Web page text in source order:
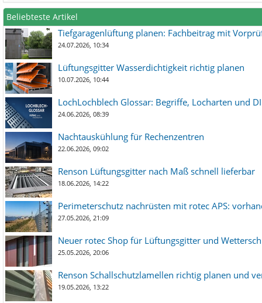
Beliebteste Artikel
Tiefgaragenlüftung planen: Fachbeitrag mit
24.07.2026, 10:34
Lüftungsgitter Wasserdichtigkeit richtig planen
10.07.2026, 10:44
LochLochblech Glossar: Begriffe, Locharten und
24.06.2026, 08:39
Nachtauskühlung für Rechenzentren
22.06.2026, 09:02
Renson Lüftungsgitter nach Maß schnell lieferbar
18.06.2026, 14:22
Perimeterschutz nachrüsten mit rotec APS:
27.05.2026, 21:09
Neuer rotec Shop für Lüftungsgitter und
25.05.2026, 20:06
Renson Schallschutzlamellen richtig planen und
19.05.2026, 13:22